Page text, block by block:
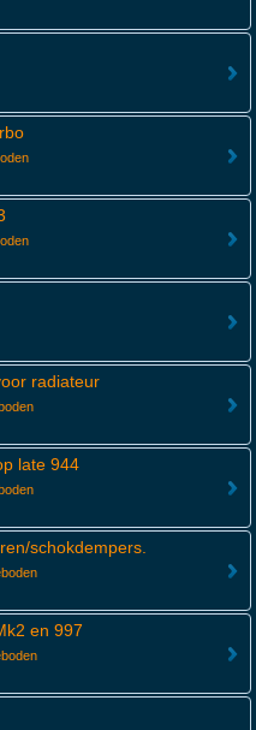
radiateur
late 944
schokdempers.
en 997